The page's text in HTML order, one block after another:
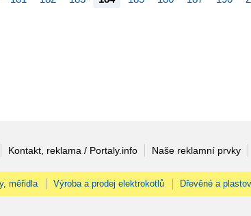
Kontakt, reklama / Portaly.info Naše reklamní prvky
měřidla Výroba a prodej elektrokotlů Dřevěné a